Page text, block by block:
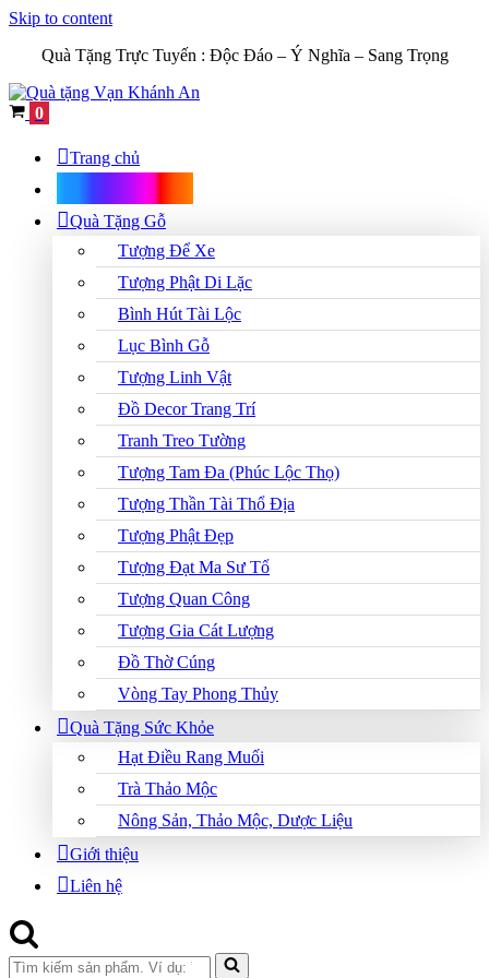
Skip to content
Quà Tặng Trực Tuyến : Độc Đáo – Ý Nghĩa – Sang Trọng
Cart
0
Trang chủ
Quà Tặng Gỗ
Tượng Để Xe
Tượng Phật Di Lặc
Bình Hút Tài Lộc
Lục Bình Gỗ
Tượng Linh Vật
Đồ Decor Trang Trí
Tranh Treo Tường
Tượng Tam Đa (Phúc Lộc Thọ)
Tượng Thần Tài Thổ Địa
Tượng Phật Đẹp
Tượng Đạt Ma Sư Tổ
Tượng Quan Công
Tượng Gia Cát Lượng
Đồ Thờ Cúng
Vòng Tay Phong Thủy
Quà Tặng Sức Khỏe
Hạt Điều Rang Muối
Trà Thảo Mộc
Nông Sản, Thảo Mộc, Dược Liệu
Giới thiệu
Liên hệ
Search